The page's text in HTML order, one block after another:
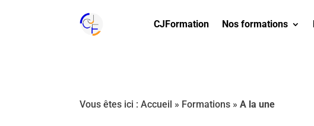
CJFormation Nos formations
Vous êtes ici :Accueil » Formations »A la une